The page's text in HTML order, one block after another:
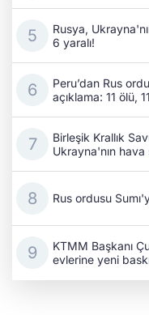
Rusya,
6 yaralı!
Peru’dan Rus
açıklama: 11 ölü,
Birleşik Krallık
Ukrayna'nın hava
Rus ordusu
KTMM Başkanı
evlerine yeni